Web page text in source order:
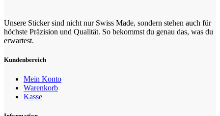
Unsere Sticker sind nicht nur Swiss Made, sondern stehen auch für
höchste Präzision und Qualität. So bekommst du genau das, was du
erwartest.
Kundenbereich
Mein Konto
Warenkorb
Kasse